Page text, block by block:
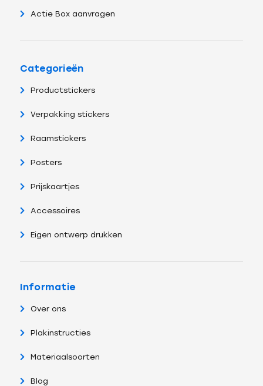
Actie Box aanvragen
Categorieën
Productstickers
Verpakking stickers
Raamstickers
Posters
Prijskaartjes
Accessoires
Eigen ontwerp drukken
Informatie
Over ons
Plakinstructies
Materiaalsoorten
Blog